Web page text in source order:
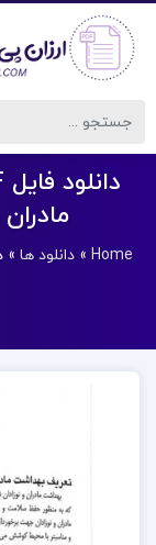
Home
» دانلود ها »